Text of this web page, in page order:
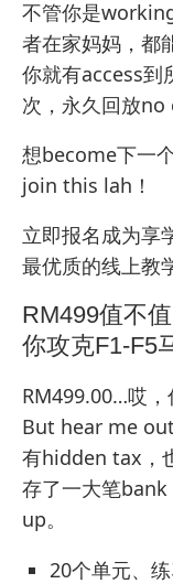
不管你是
者在家妈妈，都
你就有access到
次，永久回放no
想become下一
join this lah！
立即报名成为享
最优质的线上教
RM499值不
你攻克F1-F5
RM499.00…哎，
But hear me
有hidden tax，
存了一大笔
up。
20个单元、